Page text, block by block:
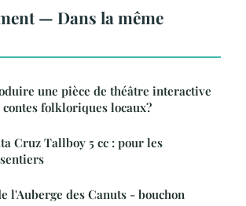
— Dans la même
une pièce de théâtre interactive
contes folkloriques locaux?
Cruz Tallboy 5 cc : pour les
l'Auberge des Canuts - bouchon